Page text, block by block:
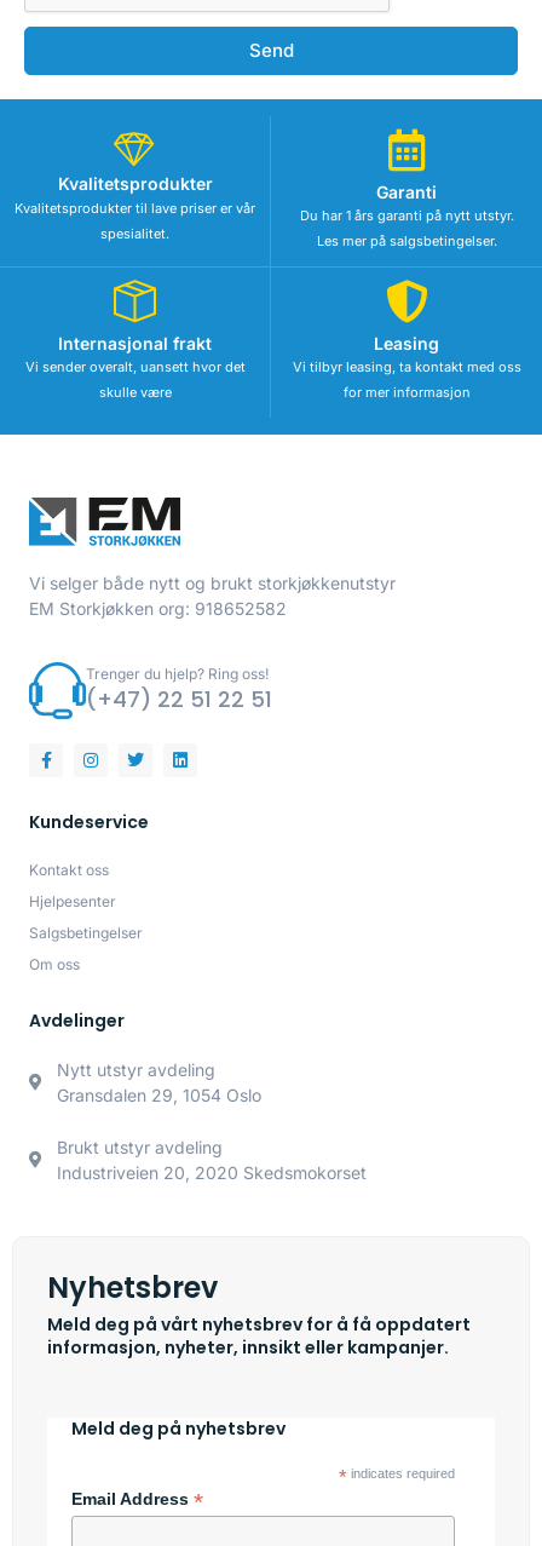
Send
Kvalitetsprodukter
Kvalitetsprodukter til lave priser er vår
spesialitet.
Garanti
Du har 1 års garanti på nytt utstyr.
Les mer på salgsbetingelser.
Internasjonal frakt
Vi sender overalt, uansett hvor det
skulle være
Leasing
Vi tilbyr leasing, ta kontakt med oss
for mer informasjon
Vi selger både nytt og brukt storkjøkkenutstyr
EM Storkjøkken org: 918652582
Trenger du hjelp? Ring oss!
(+47) 22 51 22 51
Kundeservice
Kontakt oss
Hjelpesenter
Salgsbetingelser
Om oss
Avdelinger
Nytt utstyr avdeling
Gransdalen 29, 1054 Oslo
Brukt utstyr avdeling
Industriveien 20, 2020 Skedsmokorset
Nyhetsbrev
Meld deg på vårt nyhetsbrev for å få oppdatert
informasjon, nyheter, innsikt eller kampanjer.
Meld deg på nyhetsbrev
*indicates required
Email Address *